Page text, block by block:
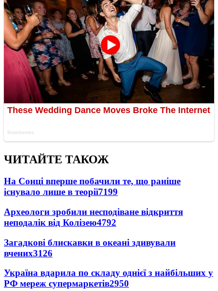
ЧИТАЙТЕ ТАКОЖ
На Сонці вперше побачили те, що раніше
існувало лише в теорії7199
Археологи зробили несподіване відкриття
неподалік від Колізею4792
Загадкові блискавки в океані здивували
вчених3126
Україна вдарила по складу однієї з найбільших у
РФ мереж супермаркетів2950